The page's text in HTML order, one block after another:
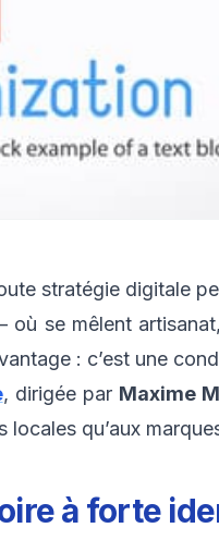
stratégie digitale
se mêlent
: c’est une
, dirigée par Maxime
qu’aux
à forte